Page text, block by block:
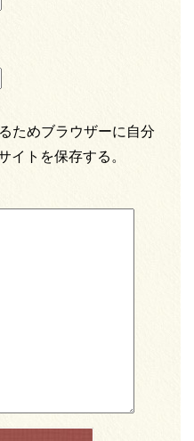
ためブラウザーに自分
イトを保存する。